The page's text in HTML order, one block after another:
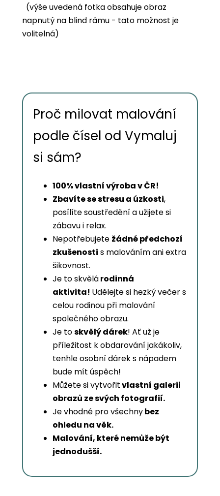
(výše uvedená fotka obsahuje obraz
napnutý na blind rámu - tato možnost je
volitelná)
Proč milovat malování
podle čísel od Vymaluj
si sám?
100% vlastní výroba v ČR!
Zbavíte se stresu a úzkosti,
posílíte soustředění a užijete si
zábavu i relax.
Nepotřebujete žádné předchozí
zkušenosti s malováním ani extra
šikovnost.
Je to skvělárodinná
aktivita! Udělejte si hezký večer s
celou rodinou při malování
společného obrazu.
Je toskvělý dárek! Ať už je
příležitost k obdarování jakákoliv,
tenhle osobní dárek s nápadem
bude mít úspěch!
Můžete si vytvořitvlastní galerii
obrazů ze svých fotografií.
Je vhodné pro všechnybez
ohledu na věk.
Malování, které nemůže být
jednodušší.